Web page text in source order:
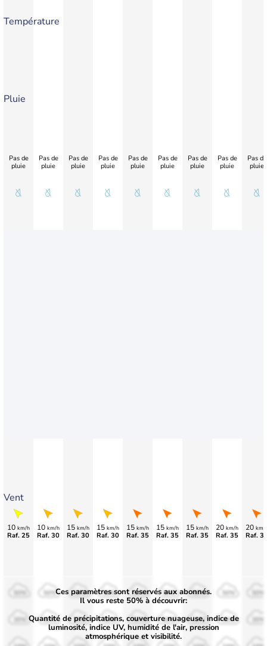
Température
Pluie
Vent
Pas de
pluie
10 km/h
Raf. 25
Pas de
pluie
10 km/h
Raf. 30
Pas de
pluie
15 km/h
Raf. 30
Pas de
pluie
15 km/h
Raf. 30
Pas de
pluie
15 km/h
Raf. 35
Pas de
pluie
15 km/h
Raf. 35
Pas de
pluie
15 km/h
Raf. 35
Pas de
pluie
20 km/h
Raf. 35
Pas de
pluie
20 km/
Raf.
50%
30%
50%
30%
50%
30%
50%
30%
50%
30%
50%
30%
50%
30%
Ces paramètres sont réservés aux abonnés.
Il vous reste 50% à découvrir:
Quantité de précipitations, couverture nuageuse, indice de
luminosité, indice UV, humidité de l'air, pression
atmosphérique et visibilité.